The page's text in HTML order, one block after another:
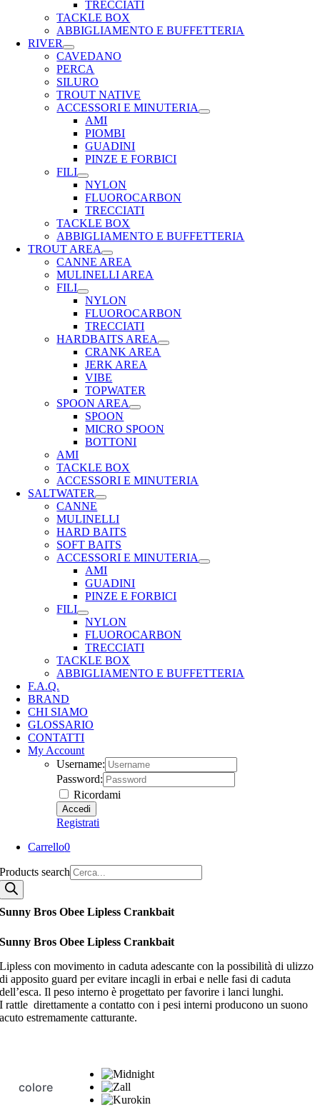
TRECCIATI
TACKLE BOX
ABBIGLIAMENTO E BUFFETTERIA
RIVER
CAVEDANO
PERCA
SILURO
TROUT NATIVE
ACCESSORI E MINUTERIA
AMI
PIOMBI
GUADINI
PINZE E FORBICI
FILI
NYLON
FLUOROCARBON
TRECCIATI
TACKLE BOX
ABBIGLIAMENTO E BUFFETTERIA
TROUT AREA
CANNE AREA
MULINELLI AREA
FILI
NYLON
FLUOROCARBON
TRECCIATI
HARDBAITS AREA
CRANK AREA
JERK AREA
VIBE
TOPWATER
SPOON AREA
SPOON
MICRO SPOON
BOTTONI
AMI
TACKLE BOX
ACCESSORI E MINUTERIA
SALTWATER
CANNE
MULINELLI
HARD BAITS
SOFT BAITS
ACCESSORI E MINUTERIA
AMI
GUADINI
PINZE E FORBICI
FILI
NYLON
FLUOROCARBON
TRECCIATI
TACKLE BOX
ABBIGLIAMENTO E BUFFETTERIA
F.A.Q.
BRAND
CHI SIAMO
GLOSSARIO
CONTATTI
My Account
Username:
Password:
Ricordami
Registrati
Carrello0
Products search
Sunny Bros Obee Lipless Crankbait
Sunny Bros Obee Lipless Crankbait
Lipless con movimento in caduta adescante con la possibilità di ulizzo
di apposito guard per evitare incagli in erbai e nelle fasi di caduta
dell’esca. Il peso interno è progettato per favorire i lanci lunghi.
I rattle direttamente a contatto con i pesi interni producono un suono
acuto estremamente catturante.
colore